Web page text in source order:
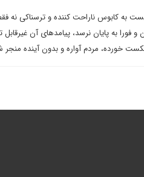
به کابوس ناراحت کننده و ترسناکی نه
به پایان نرسد، پیامدهای آن
خورده، مردم آواره و بدون آینده‌